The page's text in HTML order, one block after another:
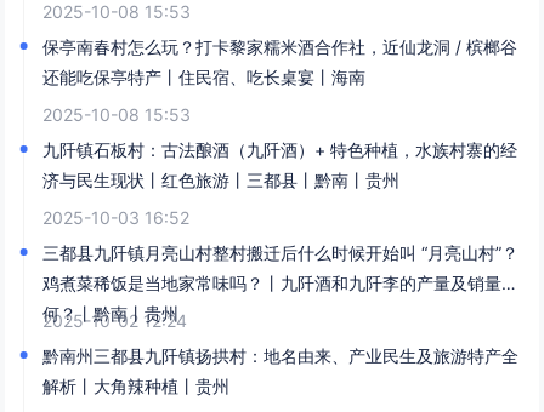
2025-10-08 15:53
保亭南春村怎么玩？打卡黎家糯米酒合作社，近仙龙洞 / 槟榔谷
还能吃保亭特产丨住民宿、吃长桌宴丨海南
2025-10-08 15:53
九阡镇石板村：古法酿酒（九阡酒）+ 特色种植，水族村寨的经
济与民生现状丨红色旅游丨三都县丨黔南丨贵州
2025-10-03 16:52
三都县九阡镇月亮山村整村搬迁后什么时候开始叫 “月亮山村”？
鸡煮菜稀饭是当地家常味吗？丨九阡酒和九阡李的产量及销量如
何？丨黔南丨贵州
2025-10-02 12:24
黔南州三都县九阡镇扬拱村：地名由来、产业民生及旅游特产全
解析丨大角辣种植丨贵州